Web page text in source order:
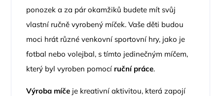
ponozek a za pár okamžiků budete mít svůj
vlastní ručně vyrobený míček. Vaše děti budou
moci hrát různé venkovní sportovní hry, jako je
fotbal nebo volejbal, s tímto jedinečným míčem,
který byl vyroben pomocí ruční práce.
Výroba míče je kreativní aktivitou, která zapojí